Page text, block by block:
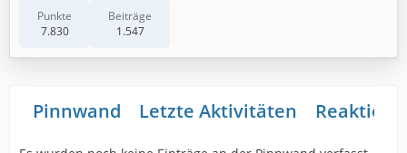
Punkte
7.830
Beiträge
1.547
Pinnwand Letzte Aktivitäten